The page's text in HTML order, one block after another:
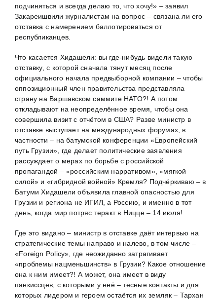
подчиняться и всегда делаю то, что хочу!» – заявил
Закареишвили журналистам на вопрос – связана ли его
отставка с намерением баллотироваться от
республиканцев.
Что касается Хидашели: вы где-нибудь видели такую
отставку, с которой сначала тянут месяц после
официального начала предвыборной компании – чтобы
оппозиционный член правительства представляла
страну на Варшавском саммите НАТО?! А потом
откладывают на неопределённое время, чтобы она
совершила визит с отчётом в США? Разве министр в
отставке выступает на международных форумах, в
частности – на батумской конференции «Европейский
путь Грузии», где делает политические заявления
рассуждает о мерах по борьбе с российской
пропагандой – «российским нарративом», «мягкой
силой» и «гибридной войной» Кремля? Подчёркиваю – в
Батуми Хидашели объявила главной опасностью для
Грузии и региона не ИГИЛ, а Россию, и именно в тот
день, когда мир потряс теракт в Ницце – 14 июля!
Где это видано – министр в отставке даёт интервью на
стратегические темы направо и налево, в том числе –
«Foreign Policy», где неожиданно затрагивает
«проблемы нацменьшинств» в Грузии? Какое отношение
она к ним имеет?! А может, она имеет в виду
панкиссцев, с которыми у неё – тесные контакты и для
которых лидером и героем остаётся их земляк – Тархан